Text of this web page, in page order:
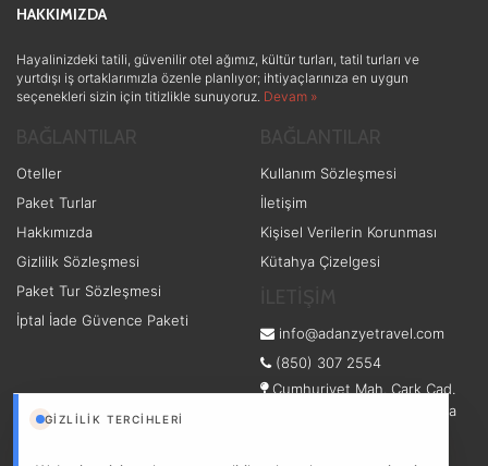
GIZLILIK TERCIHLERI
Sağlık ve Güzellik
HAKKIMIZDA
Hayalinizdeki tatili, güvenilir otel ağımız, kültür turları, tatil turları ve
yurtdışı iş ortaklarımızla özenle planlıyor; ihtiyaçlarınıza en uygun
seçenekleri sizin için titizlikle sunuyoruz. Devam »
Oteller
Paket Turlar
Hakkımızda
Gizlilik Sözleşmesi
Paket Tur Sözleşmesi
İptal İade Güvence Paketi
Kullanım Sözleşmesi
İletişim
Kişisel Verilerin Korunması
Kütahya Çizelgesi
info@adanzyetravel.com
(850) 307 2554
Cumhuriyet Mah. Çark Cad.
No: 56/2 - Adapazarı/Sakarya